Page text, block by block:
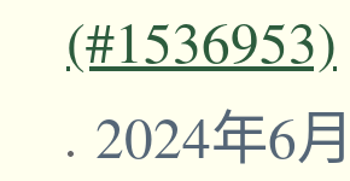
(#1536953)
2024年6